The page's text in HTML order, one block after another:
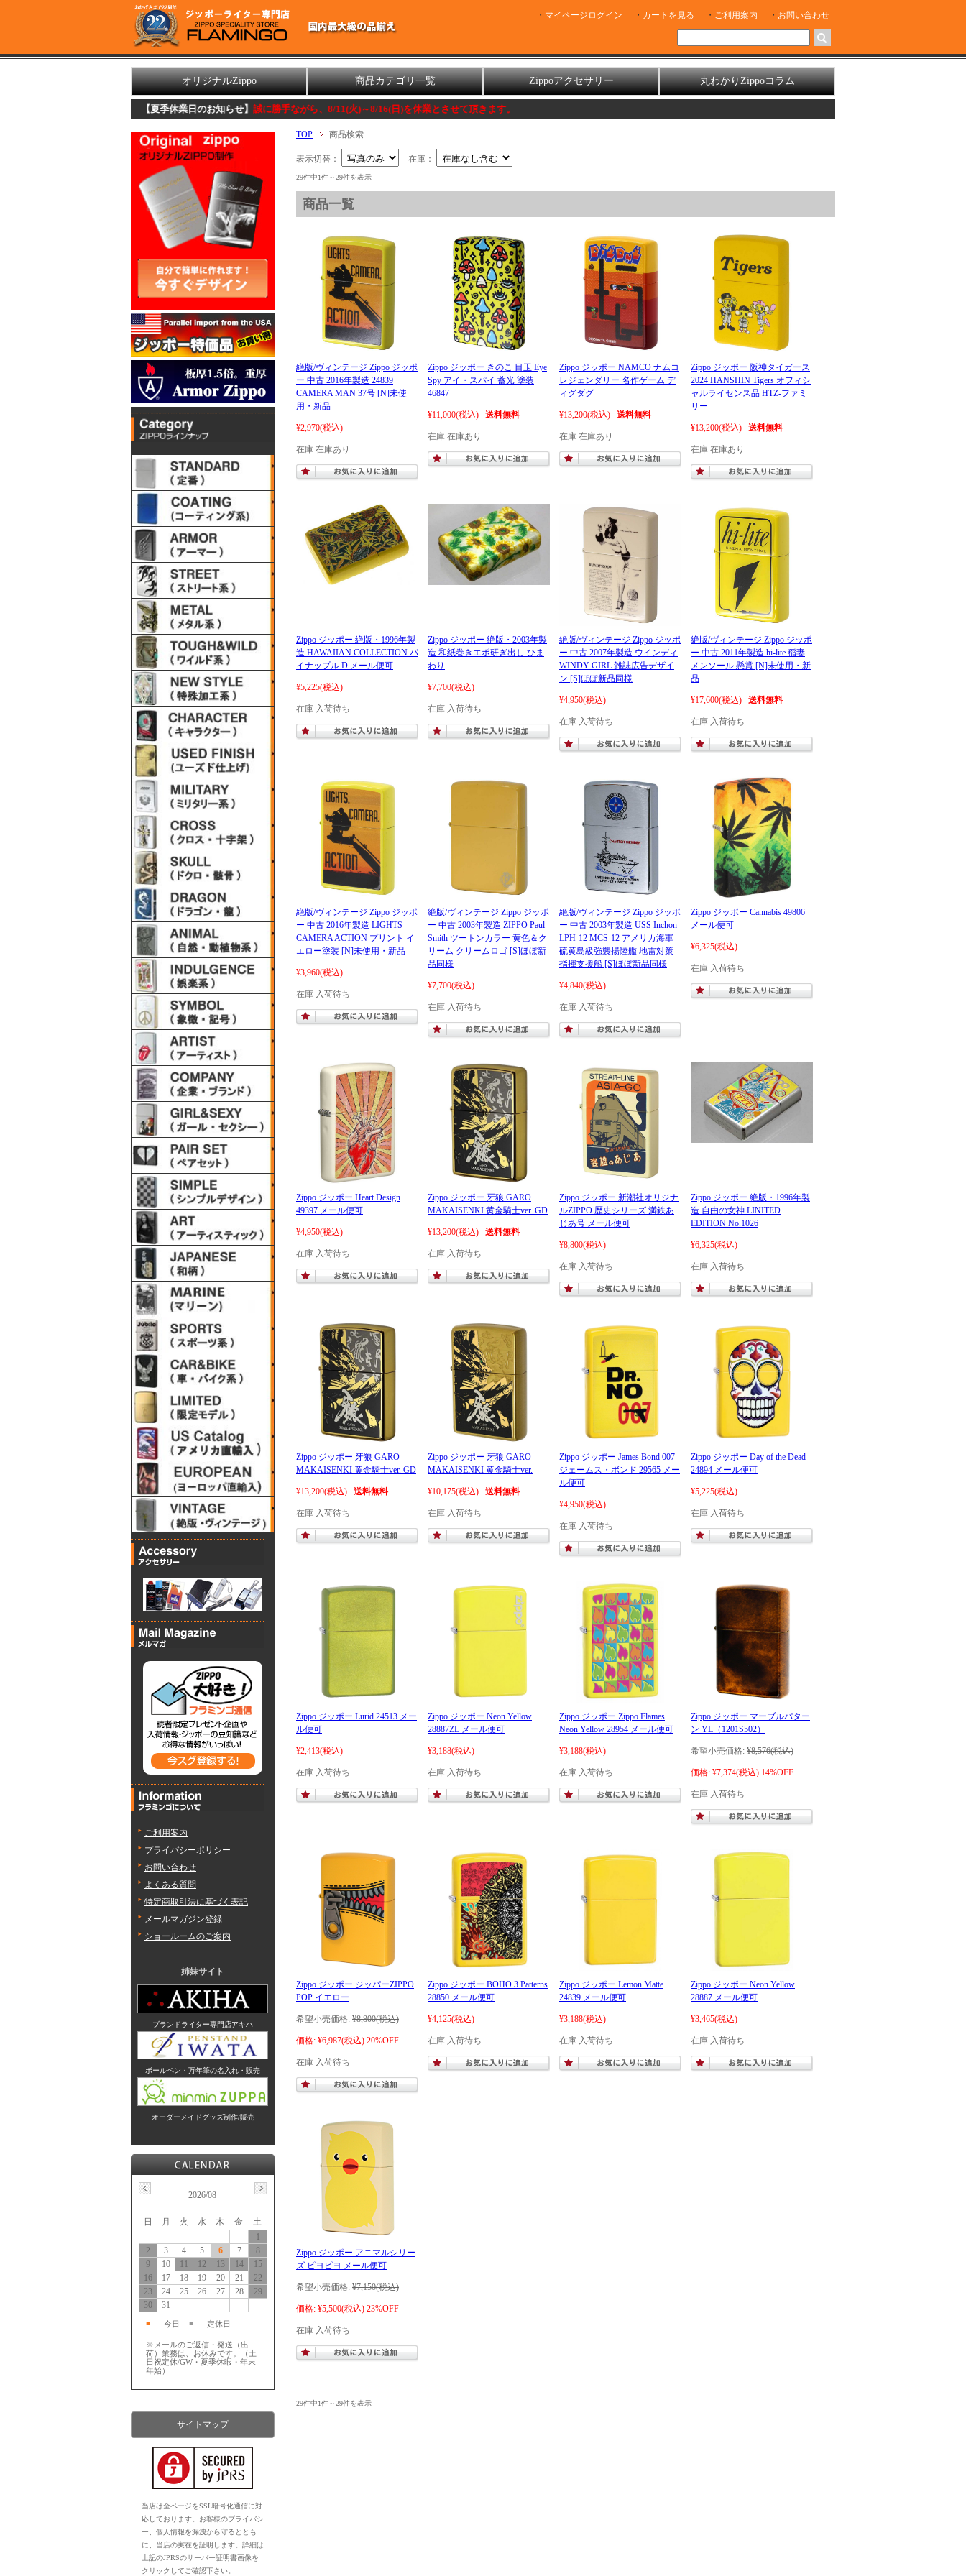
マイページログイン カートを見る ご利用案内 お問い合わせ
オリジナルZippo 商品カテゴリ一覧 Zippoアクセサリー 丸わかりZippoコラム
【夏季休業日のお知らせ】誠に勝手ながら、8/11(火)～8/16(日)を休業とさせて頂きます。
TOP 商品検索
表示切替： 在庫：
29件中1件～29件を表示
商品一覧
絶版/ヴィンテージ Zippo ジッポ
ー 中古 2016年製造 24839
CAMERA MAN 37号 [N]未使
用・新品
¥2,970(税込)
在庫 在庫あり
Zippo ジッポー きのこ 目玉 Eye
Spy アイ・スパイ 蓄光 塗装
46847
¥11,000(税込) 送料無料
在庫 在庫あり
Zippo ジッポー NAMCO ナムコ
レジェンダリー 名作ゲーム デ
ィグダグ
¥13,200(税込) 送料無料
在庫 在庫あり
Zippo ジッポー 阪神タイガース
2024 HANSHIN Tigers オフィシ
ャルライセンス品 HTZ-ファミ
リー
¥13,200(税込) 送料無料
在庫 在庫あり
Zippo ジッポー 絶版・1996年製
造 HAWAIIAN COLLECTION パ
イナップル D メール便可
¥5,225(税込)
在庫 入荷待ち
Zippo ジッポー 絶版・2003年製
造 和紙巻きエポ研ぎ出し ひま
わり
¥7,700(税込)
在庫 入荷待ち
絶版/ヴィンテージ Zippo ジッポ
ー 中古 2007年製造 ウインディ
WINDY GIRL 雑誌広告デザイ
ン [S]ほぼ新品同様
¥4,950(税込)
在庫 入荷待ち
絶版/ヴィンテージ Zippo ジッポ
ー 中古 2011年製造 hi-lite 稲妻
メンソール 懸賞 [N]未使用・新
品
¥17,600(税込) 送料無料
在庫 入荷待ち
絶版/ヴィンテージ Zippo ジッポ
ー 中古 2016年製造 LIGHTS
CAMERA ACTION プリント イ
エロー塗装 [N]未使用・新品
¥3,960(税込)
在庫 入荷待ち
絶版/ヴィンテージ Zippo ジッポ
ー 中古 2003年製造 ZIPPO Paul
Smith ツートンカラー 黄色＆ク
リーム クリームロゴ [S]ほぼ新
品同様
¥7,700(税込)
在庫 入荷待ち
絶版/ヴィンテージ Zippo ジッポ
ー 中古 2003年製造 USS Inchon
LPH-12 MCS-12 アメリカ海軍
硫黄島級強襲揚陸艦 地雷対策
指揮支援船 [S]ほぼ新品同様
¥4,840(税込)
在庫 入荷待ち
Zippo ジッポー Cannabis 49806
メール便可
¥6,325(税込)
在庫 入荷待ち
Zippo ジッポー Heart Design
49397 メール便可
¥4,950(税込)
在庫 入荷待ち
Zippo ジッポー 牙狼 GARO
MAKAISENKI 黄金騎士ver. GD
¥13,200(税込) 送料無料
在庫 入荷待ち
Zippo ジッポー 新潮社オリジナ
ルZIPPO 歴史シリーズ 満鉄あ
じあ号 メール便可
¥8,800(税込)
在庫 入荷待ち
Zippo ジッポー 絶版・1996年製
造 自由の女神 LINITED
EDITION No.1026
¥6,325(税込)
在庫 入荷待ち
Zippo ジッポー 牙狼 GARO
MAKAISENKI 黄金騎士ver. GD
¥13,200(税込) 送料無料
在庫 入荷待ち
Zippo ジッポー 牙狼 GARO
MAKAISENKI 黄金騎士ver.
¥10,175(税込) 送料無料
在庫 入荷待ち
Zippo ジッポー James Bond 007
ジェームス・ボンド 29565 メー
ル便可
¥4,950(税込)
在庫 入荷待ち
Zippo ジッポー Day of the Dead
24894 メール便可
¥5,225(税込)
在庫 入荷待ち
Zippo ジッポー Lurid 24513 メー
ル便可
¥2,413(税込)
在庫 入荷待ち
Zippo ジッポー Neon Yellow
28887ZL メール便可
¥3,188(税込)
在庫 入荷待ち
Zippo ジッポー Zippo Flames
Neon Yellow 28954 メール便可
¥3,188(税込)
在庫 入荷待ち
Zippo ジッポー マーブルパター
ン YL（1201S502）
希望小売価格: ¥8,576(税込)
価格: ¥7,374(税込) 14%OFF
在庫 入荷待ち
Zippo ジッポー ジッパーZIPPO
POP イエロー
希望小売価格: ¥8,800(税込)
価格: ¥6,987(税込) 20%OFF
在庫 入荷待ち
Zippo ジッポー BOHO 3 Patterns
28850 メール便可
¥4,125(税込)
在庫 入荷待ち
Zippo ジッポー Lemon Matte
24839 メール便可
¥3,188(税込)
在庫 入荷待ち
Zippo ジッポー Neon Yellow
28887 メール便可
¥3,465(税込)
在庫 入荷待ち
Zippo ジッポー アニマルシリー
ズ ピヨピヨ メール便可
希望小売価格: ¥7,150(税込)
価格: ¥5,500(税込) 23%OFF
在庫 入荷待ち
29件中1件～29件を表示
ご利用案内
プライバシーポリシー
お問い合わせ
よくある質問
特定商取引法に基づく表記
メールマガジン登録
ショールームのご案内
姉妹サイト
ブランドライター専門店アキハ
ボールペン・万年筆の名入れ・販売
オーダーメイドグッズ制作/販売
2026/08
日 月 火 水 木 金
土
1
2
3 4 5 6 7
8
9
10 11 12 13 14
15
16
17 18 19 20 21
22
23
24 25 26 27 28
29
30
31
■ 今日 ■ 定休日
※メールのご返信・発送（出
荷）業務は、お休みです。（土
日祝定休/GW・夏季休暇・年末
年始）
サイトマップ
当店は全ページをSSL暗号化通信に対
応しております。お客様のプライバシ
ー、個人情報を漏洩から守るととも
に、当店の実在を証明します。詳細は
上記のJPRSのサーバー証明書画像を
クリックしてご確認下さい。